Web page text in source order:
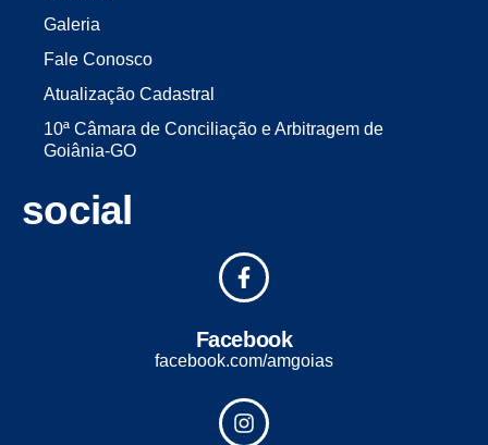
Galeria
Fale Conosco
Atualização Cadastral
10ª Câmara de Conciliação e Arbitragem de
Goiânia-GO
social
Facebook
facebook.com/amgoias